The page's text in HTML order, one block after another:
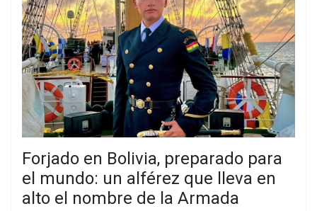
Forjado en Bolivia, preparado para
el mundo: un alférez que lleva en
alto el nombre de la Armada